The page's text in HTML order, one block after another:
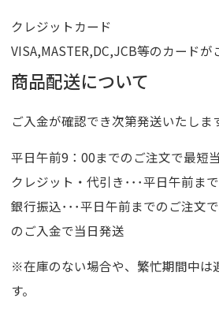
クレジットカード
VISA,MASTER,DC,JCB等のカードが
商品配送について
ご入金が確認でき次第発送いたしま
平日午前9：00までのご注文で最短
クレジット・代引き･･･平日午前ま
銀行振込･･･平日午前までのご注文
のご入金で当日発送
※在庫のない場合や、繁忙期間中は
す。